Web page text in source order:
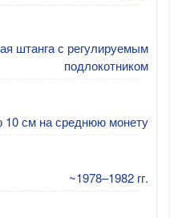
штанга с регулируемым
подлокотником
10 см на среднюю монету
~1978–1982 гг.